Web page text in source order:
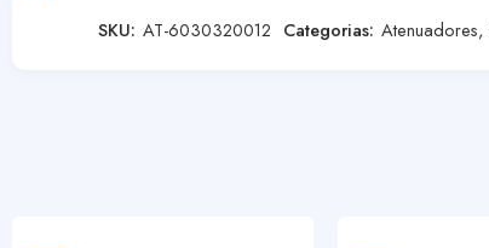
SKU: AT-6030320012 Categorias: Atenuadores,